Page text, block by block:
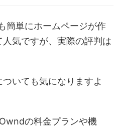
簡単にホームページが作
気ですが、実際の評判は
いても気になりますよ
の料金プランや機